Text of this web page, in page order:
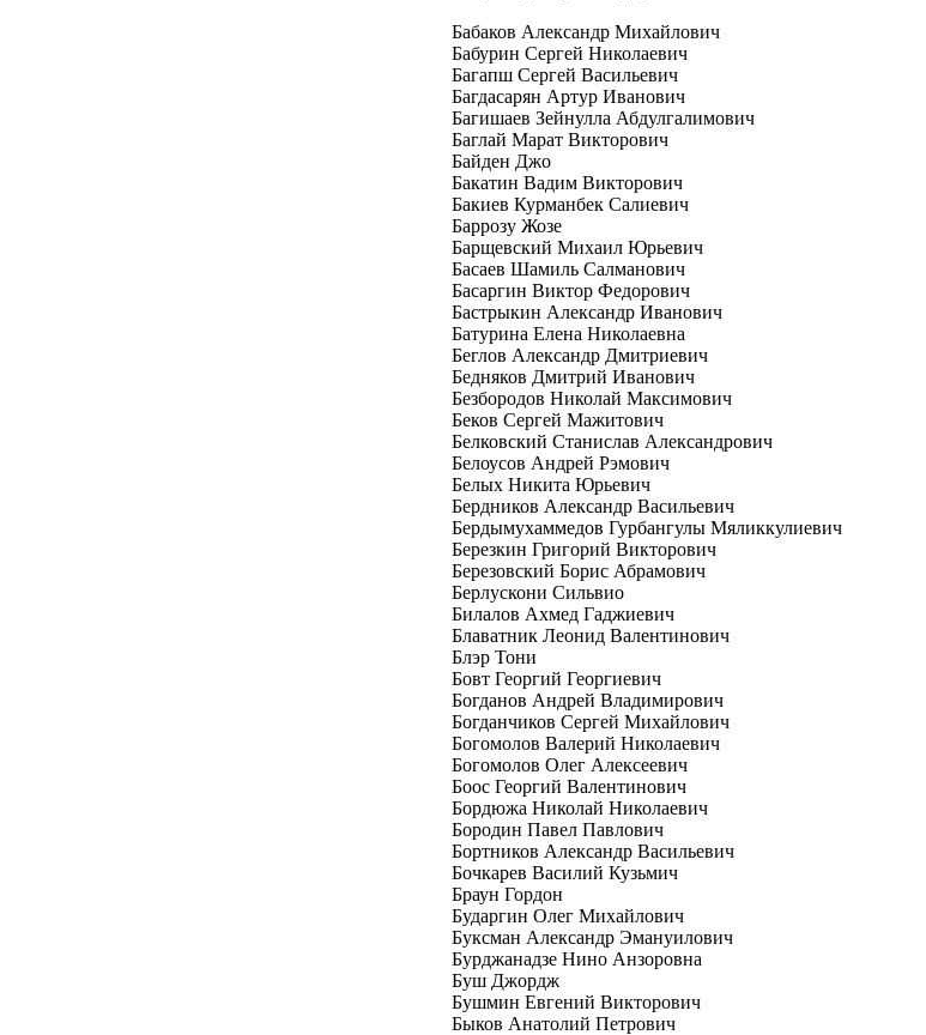
Бабаков Александр Михайлович
Бабурин Сергей Николаевич
Багапш Сергей Васильевич
Багдасарян Артур Иванович
Багишаев Зейнулла Абдулгалимович
Баглай Марат Викторович
Байден Джо
Бакатин Вадим Викторович
Бакиев Курманбек Салиевич
Баррозу Жозе
Барщевский Михаил Юрьевич
Басаев Шамиль Салманович
Басаргин Виктор Федорович
Бастрыкин Александр Иванович
Батурина Елена Николаевна
Беглов Александр Дмитриевич
Бедняков Дмитрий Иванович
Безбородов Николай Максимович
Беков Сергей Мажитович
Белковский Станислав Александрович
Белоусов Андрей Рэмович
Белых Никита Юрьевич
Бердников Александр Васильевич
Бердымухаммедов Гурбангулы Мяликкулиевич
Березкин Григорий Викторович
Березовский Борис Абрамович
Берлускони Сильвио
Билалов Ахмед Гаджиевич
Блаватник Леонид Валентинович
Блэр Тони
Бовт Георгий Георгиевич
Богданов Андрей Владимирович
Богданчиков Сергей Михайлович
Богомолов Валерий Николаевич
Богомолов Олег Алексеевич
Боос Георгий Валентинович
Бордюжа Николай Николаевич
Бородин Павел Павлович
Бортников Александр Васильевич
Бочкарев Василий Кузьмич
Браун Гордон
Бударгин Олег Михайлович
Буксман Александр Эмануилович
Бурджанадзе Нино Анзоровна
Буш Джордж
Бушмин Евгений Викторович
Быков Анатолий Петрович